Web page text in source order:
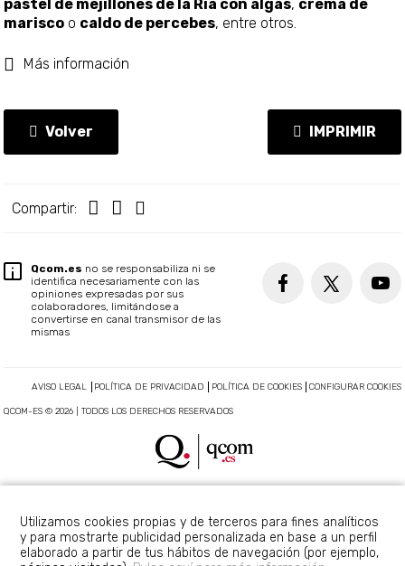
pastel de mejillones de la Ría con algas, crema de
marisco o caldo de percebes, entre otros.
Más información
Volver IMPRIMIR
Compartir:
Qcom.es no se responsabiliza ni se
identifica necesariamente con las
opiniones expresadas por sus
colaboradores, limitándose a
convertirse en canal transmisor de las
mismas
AVISO LEGAL POLÍTICA DE PRIVACIDAD POLÍTICA DE COOKIES CONFIGURAR COOKIES
QCOM-ES © 2026 | TODOS LOS DERECHOS RESERVADOS
Utilizamos cookies propias y de terceros para fines analíticos
y para mostrarte publicidad personalizada en base a un perfil
elaborado a partir de tus hábitos de navegación (por ejemplo,